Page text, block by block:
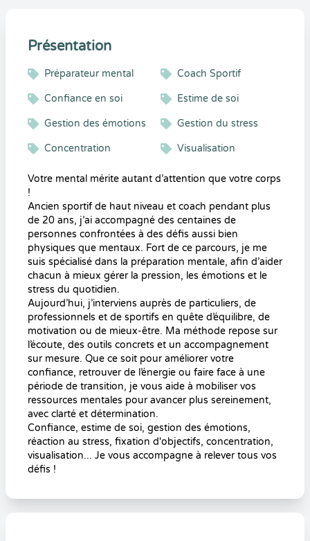
Présentation
Préparateur mental Coach Sportif
Confiance en soi Estime de soi
Gestion des émotions Gestion du stress
Concentration Visualisation
Votre mental mérite autant d’attention que votre corps
!
Ancien sportif de haut niveau et coach pendant plus
de 20 ans, j’ai accompagné des centaines de
personnes confrontées à des défis aussi bien
physiques que mentaux. Fort de ce parcours, je me
suis spécialisé dans la préparation mentale, afin d’aider
chacun à mieux gérer la pression, les émotions et le
stress du quotidien.
Aujourd’hui, j’interviens auprès de particuliers, de
professionnels et de sportifs en quête d’équilibre, de
motivation ou de mieux-être. Ma méthode repose sur
l’écoute, des outils concrets et un accompagnement
sur mesure. Que ce soit pour améliorer votre
confiance, retrouver de l’énergie ou faire face à une
période de transition, je vous aide à mobiliser vos
ressources mentales pour avancer plus sereinement,
avec clarté et détermination.
Confiance, estime de soi, gestion des émotions,
réaction au stress, fixation d'objectifs, concentration,
visualisation... Je vous accompagne à relever tous vos
défis !